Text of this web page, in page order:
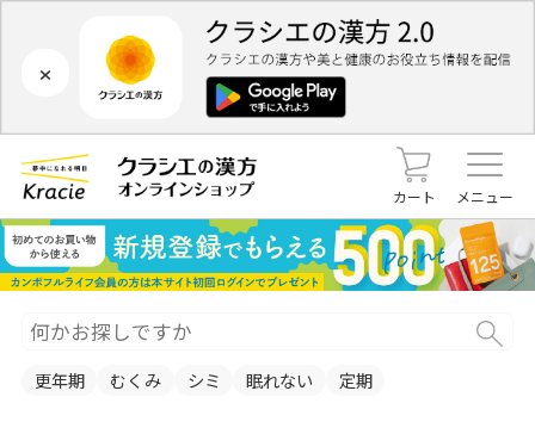
×
カート メニュー
更年期 むくみ シミ 眠れない 定期